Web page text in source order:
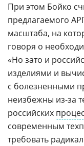
При этом Бойко
предлагаемого
масштаба, на
говоря о
«Но зато и
изделиями и
с болезненными
неизбежны из-за
российских
современным
требовать